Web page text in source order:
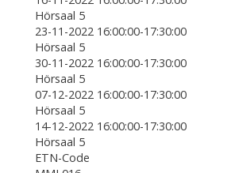
Hörsaal 5
23-11-2022 16:00:00-17:30:00
Hörsaal 5
30-11-2022 16:00:00-17:30:00
Hörsaal 5
07-12-2022 16:00:00-17:30:00
Hörsaal 5
14-12-2022 16:00:00-17:30:00
Hörsaal 5
ETN-Code